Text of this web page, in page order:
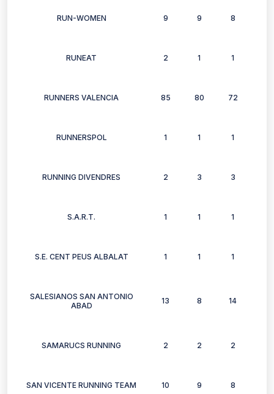
RUN-WOMEN 9 9 8
RUNEAT 2 1 1
RUNNERS VALENCIA 85 80 72
RUNNERSPOL 1 1 1
RUNNING DIVENDRES 2 3 3
S.A.R.T. 1 1 1
S.E. CENT PEUS ALBALAT 1 1 1
SALESIANOS SAN ANTONIO
ABAD
13 8 14
SAMARUCS RUNNING 2 2 2
SAN VICENTE RUNNING TEAM 10 9 8